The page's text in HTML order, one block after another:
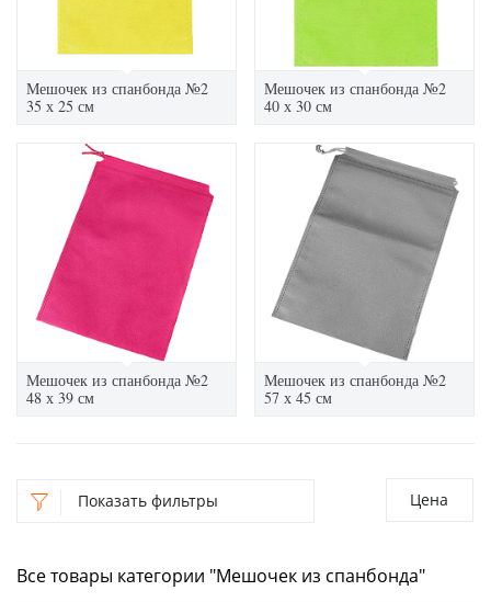
Мешочек из спанбонда №2
35 х 25 см
Мешочек из спанбонда №2
40 х 30 см
Мешочек из спанбонда №2
48 х 39 см
Мешочек из спанбонда №2
57 х 45 см
Показать фильтры
Все товары категории "Мешочек из спанбонда"
Цена